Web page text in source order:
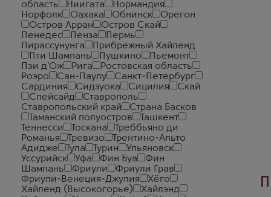
область
Ниигата
Нормандия
Норфолк
Оахака Обнинск
Орегон
Остров Арран
Остров Скай
Пенедес
Пенза
Пермь
Пирассунунга
Прибрежный Хайленд
Пти Шампань
Пушкино
Пьемонт
Пэи д'Ож
Рига
Ростовская область
Роэро
Сан-Паулу
Санкт-Петербург
Сардиния
Сидзуока Сицилия
Скай
Спейсайд
Ставрополь
Ставропольский край
Страна Басков
Таманский полуостров
Ташкент
Теннесси
Тоскана
Треббьяно ди
Романья
Тревизо
Трентино-Альто
Адидже
Тула Турин
Ульяновск
Уссурийск
Уфа Фин Буа
Фин
Шампань
Фриули
Фриули Грав
Фриули-Венеция-Джулия
Хёго
Хайленд (Высокогорье)
Хайлэнд